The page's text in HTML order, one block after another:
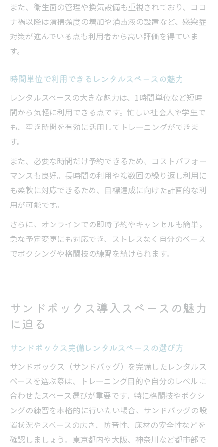
また、衛生面の管理や換気設備も重視されており、コロ
ナ禍以降は清掃頻度の増加や消毒液の設置など、感染症
対策が進んでいる点も利用者から高い評価を得ていま
す。
時間単位で利用できるレンタルスペースの魅力
レンタルスペースの大きな魅力は、1時間単位など短時
間から気軽に利用できる点です。忙しい社会人や学生で
も、空き時間を有効に活用してトレーニングができま
す。
また、必要な時間だけ予約できるため、コストパフォー
マンスも良好。長時間の利用や複数回の繰り返し利用に
も柔軟に対応できるため、目標達成に向けた計画的な利
用が可能です。
さらに、オンラインでの即時予約やキャンセルも簡単。
急な予定変更にも対応でき、ストレスなく自分のペース
でボクシングや格闘技の練習を続けられます。
サンドボックス導入スペースの魅力
に迫る
サンドボックス完備レンタルスペースの選び方
サンドボックス（サンドバッグ）を完備したレンタルス
ペースを選ぶ際は、トレーニング目的や自分のレベルに
合わせたスペース選びが重要です。特に格闘技やボクシ
ングの練習を本格的に行いたい場合、サンドバッグの設
置状況やスペースの広さ、防音性、床材の安全性などを
確認しましょう。東京都内や大阪、神奈川など都市部で